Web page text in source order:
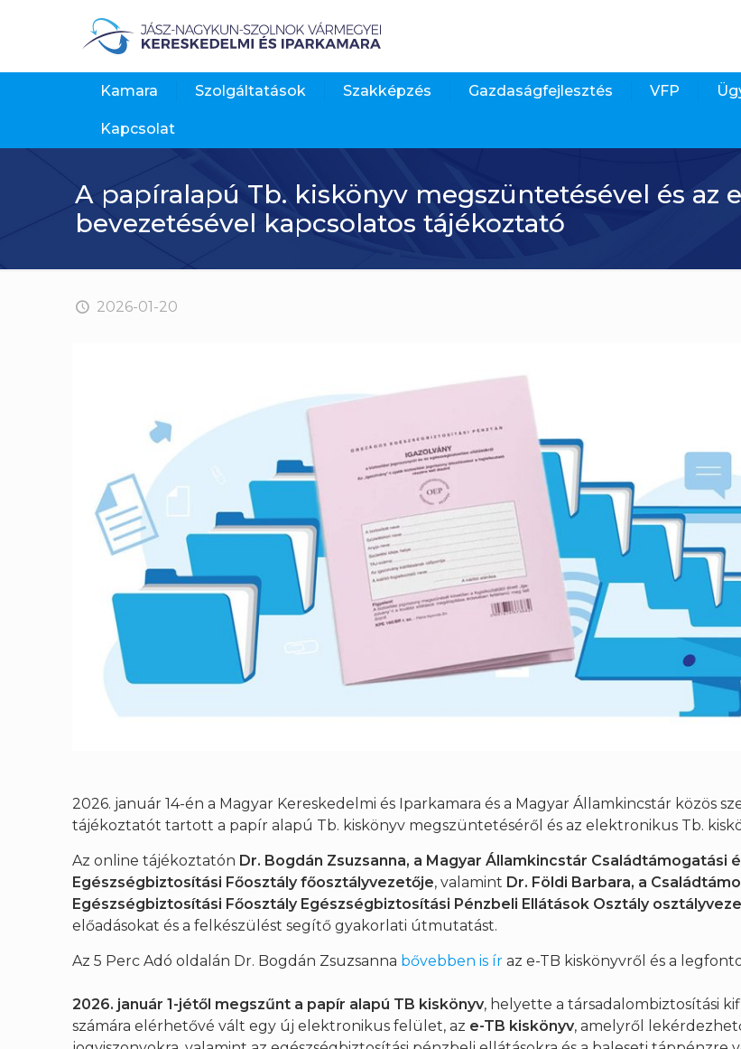
Kamara Szolgáltatások Szakképzés Gazdaságfejlesztés VFP
Kapcsolat
A papíralapú Tb. kiskönyv megszüntetésével és az
bevezetésével kapcsolatos tájékoztató
2026-01-20
2026. január 14-én a Magyar Kereskedelmi és Iparkamara és a Magyar Államkincstár közös
tájékoztatót tartott a papír alapú Tb. kiskönyv megszüntetéséről és az elektronikus Tb.
Az online tájékoztatón Dr. Bogdán Zsuzsanna, a Magyar Államkincstár Családtámogatási
Egészségbiztosítási Főosztály főosztályvezetője, valamint Dr. Földi Barbara, a
Egészségbiztosítási Főosztály Egészségbiztosítási Pénzbeli Ellátások Osztály
előadásokat és a felkészülést segítő gyakorlati útmutatást.
Az 5 Perc Adó oldalán Dr. Bogdán Zsuzsanna bővebben is ír az e-TB kiskönyvről és a
2026. január 1-jétől megszűnt a papír alapú TB kiskönyv, helyette a társadalombiztosítási
számára elérhetővé vált egy új elektronikus felület, az e-TB kiskönyv, amelyről